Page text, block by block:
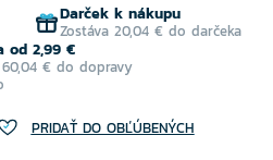
Darček k nákupu
Zostáva 20,04 € do darčeka
od 2,99 €
€ do dopravy
PRIDAŤ DO OBĽÚBENÝCH